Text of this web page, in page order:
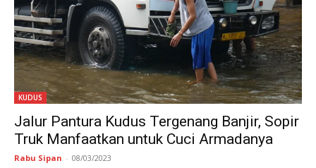
KUDUS
Jalur Pantura Kudus Tergenang Banjir, Sopir
Truk Manfaatkan untuk Cuci Armadanya
Rabu Sipan - 08/03/2023